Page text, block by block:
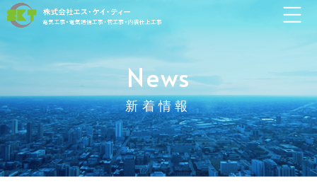
News
新着情報